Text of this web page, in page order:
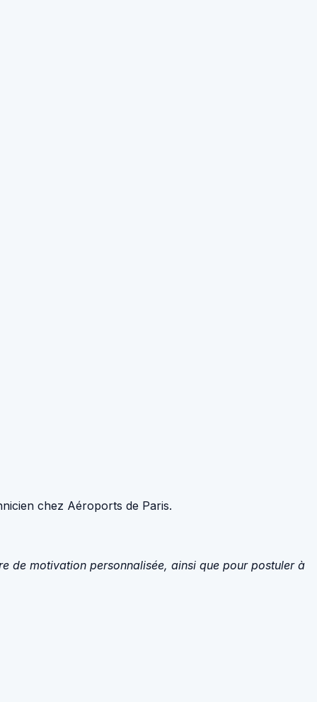
chez Aéroports de Paris.
de motivation personnalisée, ainsi que pour postuler à